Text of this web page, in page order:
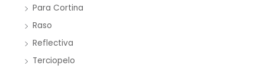
Para Cortina
Raso
Reflectiva
Terciopelo